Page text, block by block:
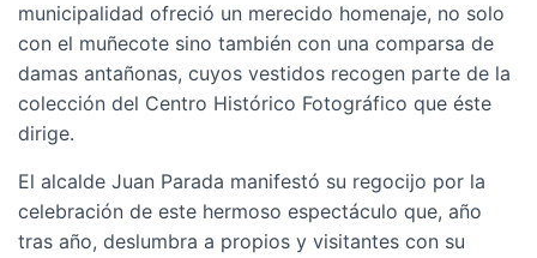
municipalidad ofreció un merecido homenaje, no solo
con el muñecote sino también con una comparsa de
damas antañonas, cuyos vestidos recogen parte de la
colección del Centro Histórico Fotográfico que éste
dirige.
El alcalde Juan Parada manifestó su regocijo por la
celebración de este hermoso espectáculo que, año
tras año, deslumbra a propios y visitantes con su